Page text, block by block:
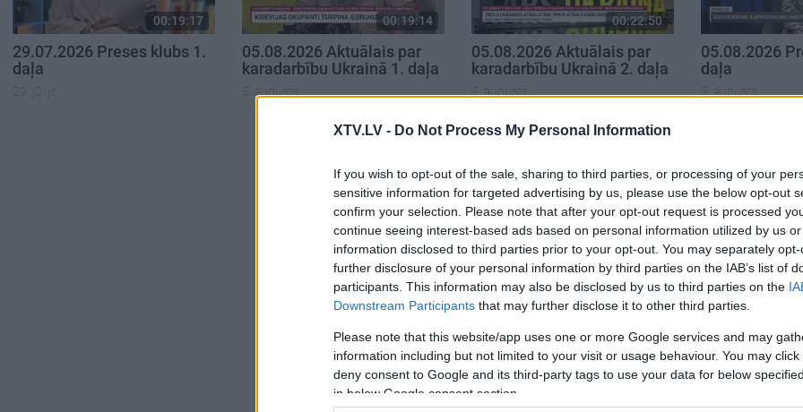
XTV.LV - Do Not Process My Personal Information
If you wish to opt-out of the sale, sharing to third parties, or processing of your
sensitive information for targeted advertising by us, please use the below opt-out
confirm your selection. Please note that after your opt-out request is processed
continue seeing interest-based ads based on personal information utilized by us
information disclosed to third parties prior to your opt-out. You may separately
further disclosure of your personal information by third parties on the IAB’s list of
participants. This information may also be disclosed by us to third parties on the
Downstream Participants that may further disclose it to other third parties.
Please note that this website/app uses one or more Google services and may
information including but not limited to your visit or usage behaviour. You may
deny consent to Google and its third-party tags to use your data for below
in below Google consent section.
00:19:17
29.07.2026 Preses klubs 1.
daļa
29. jūlijs
00:19:14
05.08.2026 Aktuālais par
karadarbību Ukrainā 1. daļa
5. augusts
00:22:50
05.08.2026 Aktuālais par
karadarbību Ukrainā 2. daļa
5. augusts
05.08.2026
daļa
5. augusts